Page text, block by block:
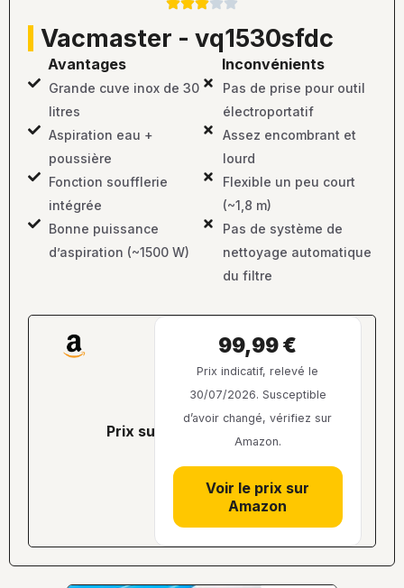
vacmaster - vq1530sfdc
avantages
Grande cuve inox de 30
litres
Aspiration eau +
poussière
Fonction soufflerie
intégrée
Bonne puissance
d’aspiration (~1500 W)
inconvénients
Pas de prise pour outil
électroportatif
Assez encombrant et
lourd
Flexible un peu court
(~1,8 m)
Pas de système de
nettoyage automatique
du filtre
prix sur amazon
99,99 €
Prix indicatif, relevé le
30/07/2026. Susceptible
d’avoir changé, vérifiez sur
Amazon.
Voir le prix sur
Amazon